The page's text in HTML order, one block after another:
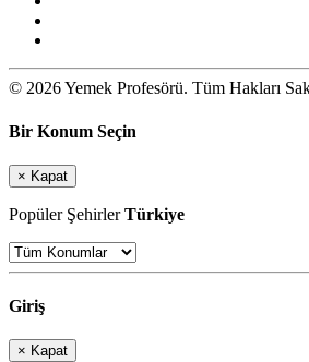
© 2026 Yemek Profesörü. Tüm Hakları
Bir Konum Seçin
× Kapat
Popüler ŞehirlerTürkiye
Giriş
× Kapat